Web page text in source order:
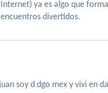
ya es algo que
divertidos.
soy d dgo mex y vivi en